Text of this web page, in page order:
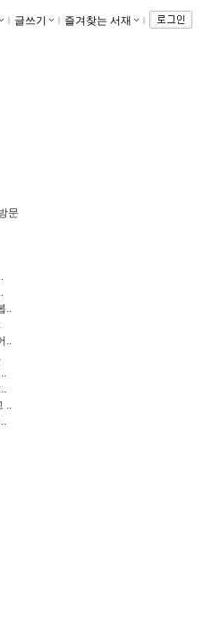
ｌ 글쓰기 ｌ 즐겨찾는 서재 ｌ
문
..
..
..